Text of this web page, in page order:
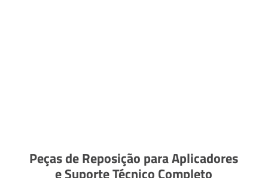
Peças de Reposição para Aplicadores
e Suporte Técnico Completo